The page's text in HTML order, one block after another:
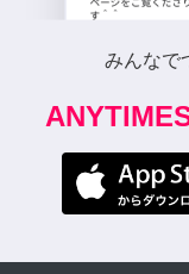
みんなで